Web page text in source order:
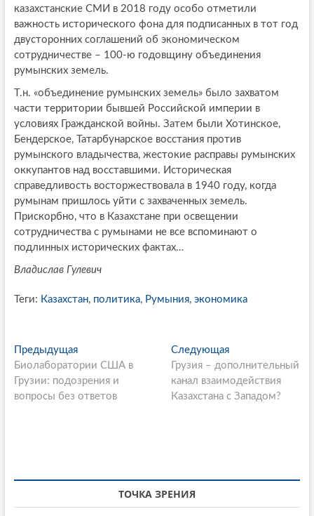
казахстанские СМИ в 2018 году особо отметили
важность исторического фона для подписанных в тот год
двусторонних соглашений об экономическом
сотрудничестве – 100-ю годовщину объединения
румынских земель.
Т.н. «объединение румынских земель» было захватом
части территории бывшей Российской империи в
условиях Гражданской войны. Затем были Хотинское,
Бендерское, Татарбунарское восстания против
румынского владычества, жестокие расправы румынских
оккупантов над восставшими. Историческая
справедливость восторжествовала в 1940 году, когда
румынам пришлось уйти с захваченных земель.
Прискорбно, что в Казахстане при освещении
сотрудничества с румынами не все вспоминают о
подлинных исторических фактах…
Владислав Гулевич
Теги: Казахстан, политика, Румыния, экономика
P
o
s
v
ПредыдущаяП
р
е
д
с
Биолаборатории США в
Грузии: подозрения и
вопросы без ответов
Следующая
л
е
д
т
Грузия – дополнительный
канал взаимодействия
Казахстана с Западом?
ТОЧКА ЗРЕНИЯ